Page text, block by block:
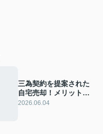
三為契約を提案された
自宅売却！メリットデ
メリットと判断基準を
2026.06.04